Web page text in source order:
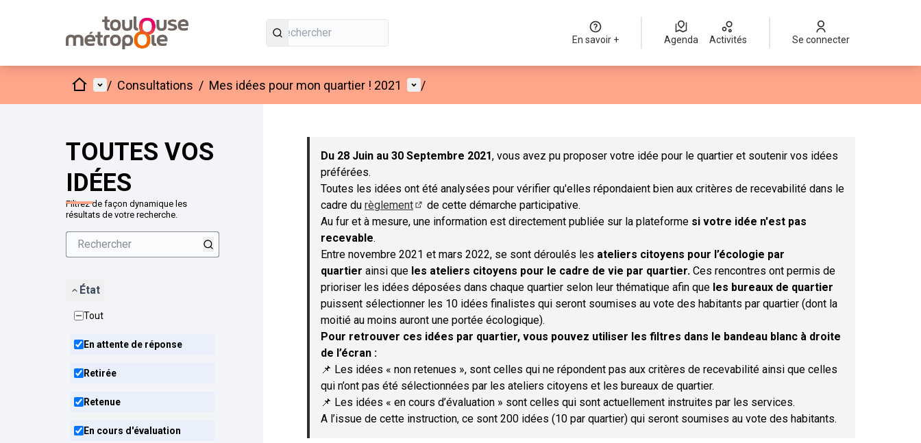
En savoir + Agenda Activités Se connecter
AccueilMenu principal
/ Consultations / Mes idées pour mon quartier ! 2021 Menu utilisateur
/
TOUTES VOS
IDÉES
Filtrez de façon dynamique les
résultats de votre recherche.
État
Tout
En attente de réponse
Retirée
Retenue
En cours d'évaluation
Passer la carte
Du 28 Juin au 30 Septembre 2021, vous avez pu proposer votre idée pour le quartier et soutenir vos idées
préférées.
Toutes les idées ont été analysées pour vérifier qu'elles répondaient bien aux critères de recevabilité dans le
cadre du règlement
(S'ouvre dans un nouvel onglet)
de cette démarche participative.
Au fur et à mesure, une information est directement publiée sur la plateforme si votre idée n'est pas
recevable.
Entre novembre 2021 et mars 2022, se sont déroulés les ateliers citoyens pour l’écologie par
quartier ainsi que les ateliers citoyens pour le cadre de vie par quartier. Ces rencontres ont permis de
prioriser les idées déposées dans chaque quartier selon leur thématique afin que les bureaux de quartier
puissent sélectionner les 10 idées finalistes qui seront soumises au vote des habitants par quartier (dont la
moitié au moins auront une portée écologique).
Pour retrouver ces idées par quartier, vous pouvez utiliser les filtres dans le bandeau blanc à droite
de l’écran :
📌 Les idées « non retenues », sont celles qui ne répondent pas aux critères de recevabilité ainsi que celles
qui n’ont pas été sélectionnées par les ateliers citoyens et les bureaux de quartier.
📌 Les idées « en cours d’évaluation » sont celles qui sont actuellement instruites par les services.
A l’issue de cette instruction, ce sont 200 idées (10 par quartier) qui seront soumises au vote des habitants.